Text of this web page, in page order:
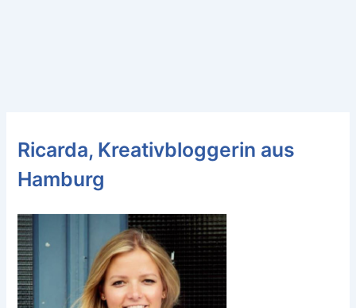
Ricarda, Kreativbloggerin aus
Hamburg